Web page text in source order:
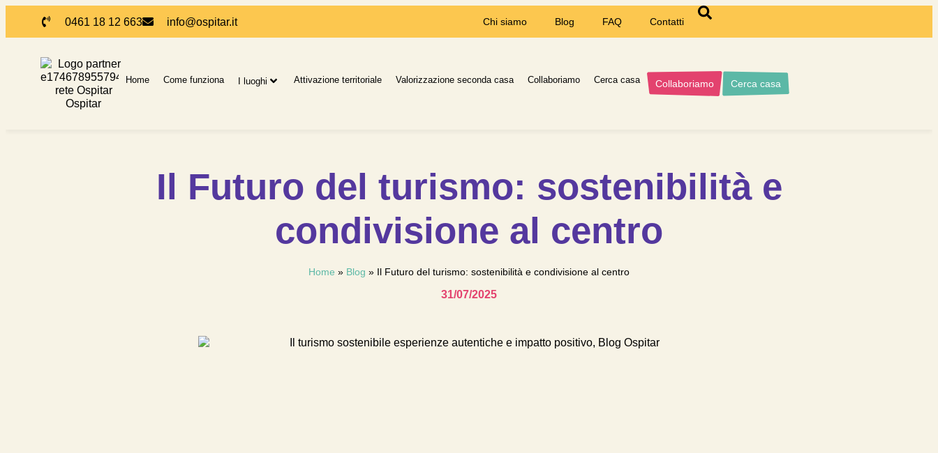
0461 18 12 663 info@ospitar.it Chi siamo Blog FAQ Contatti
Home Come funziona I luoghi Attivazione territoriale Valorizzazione seconda casa Collaboriamo Cerca casa Collaboriamo Cerca casa
Il Futuro del turismo: sostenibilità e
condivisione al centro
Home » Blog » Il Futuro del turismo: sostenibilità e condivisione al centro
31/07/2025